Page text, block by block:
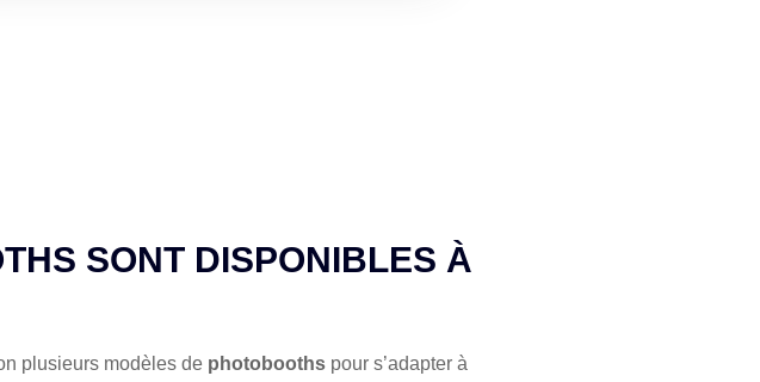
SONT DISPONIBLES À
plusieurs modèles de photoboothspour s’adapter à